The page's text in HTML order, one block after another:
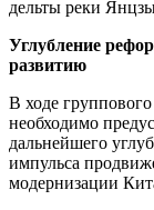
дельты реки
Углубление
развитию
В ходе
необходимо
дальнейшего
импульса
модернизации